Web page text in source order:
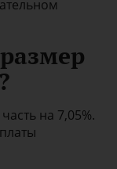
на 7,05%.